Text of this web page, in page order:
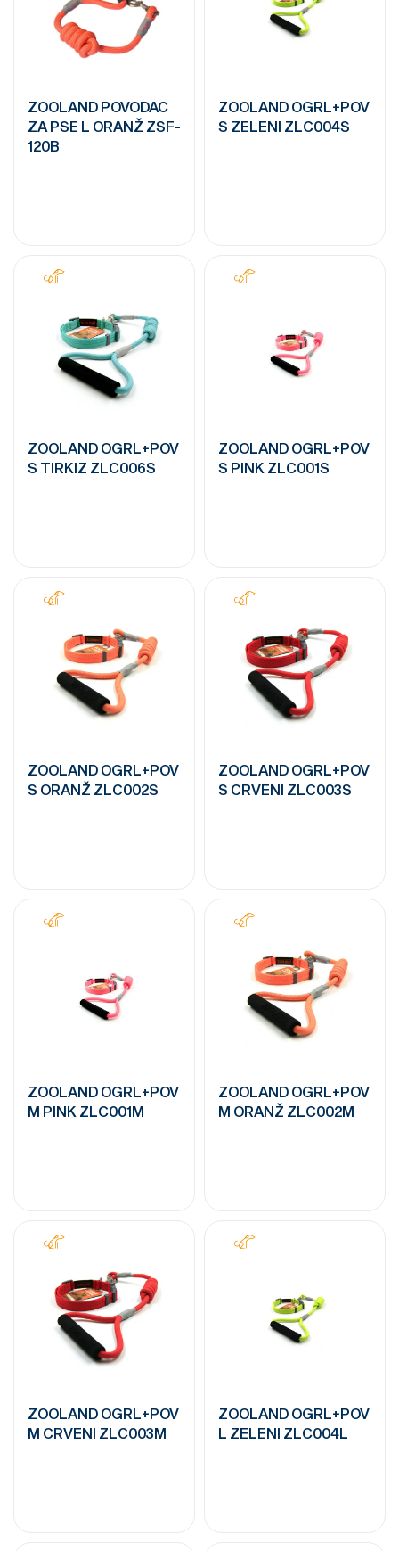
ZOOLAND POVODAC
ZA PSE L ORANŽ ZSF-
120B
ZOOLAND OGRL+POV
S ZELENI ZLC004S
ZOOLAND OGRL+POV
S TIRKIZ ZLC006S
ZOOLAND OGRL+POV
S PINK ZLC001S
ZOOLAND OGRL+POV
S ORANŽ ZLC002S
ZOOLAND OGRL+POV
S CRVENI ZLC003S
ZOOLAND OGRL+POV
M PINK ZLC001M
ZOOLAND OGRL+POV
M ORANŽ ZLC002M
ZOOLAND OGRL+POV
M CRVENI ZLC003M
ZOOLAND OGRL+POV
L ZELENI ZLC004L